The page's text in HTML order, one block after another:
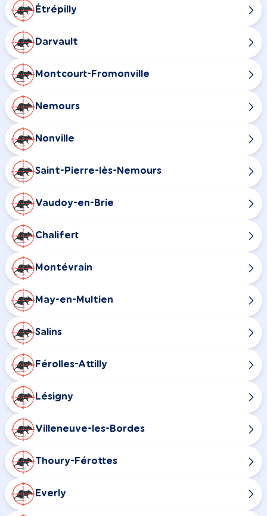
Étrépilly
Darvault
Montcourt-Fromonville
Nemours
Nonville
Saint-Pierre-lès-Nemours
Vaudoy-en-Brie
Chalifert
Montévrain
May-en-Multien
Salins
Férolles-Attilly
Lésigny
Villeneuve-les-Bordes
Thoury-Férottes
Everly